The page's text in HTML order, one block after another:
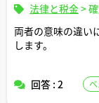
法律と税金>
両者の意味の違い
します。
回答 : 2